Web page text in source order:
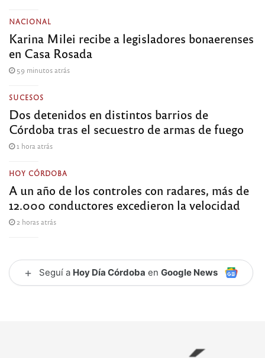
NACIONAL
Karina Milei recibe a legisladores bonaerenses
en Casa Rosada
59 minutos atrás
SUCESOS
Dos detenidos en distintos barrios de
Córdoba tras el secuestro de armas de fuego
1 hora atrás
HOY CÓRDOBA
A un año de los controles con radares, más de
12.000 conductores excedieron la velocidad
2 horas atrás
+ Seguí a Hoy Día Córdoba en Google News